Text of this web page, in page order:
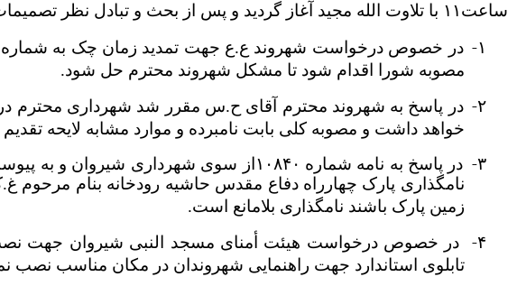
ساعت۱۱ با تلاوت الله مجید آغاز گردید و پس از بحث و تبادل نظر تصمیمات ذیل اتخاذ گردید.
۱-
مصوبه شورا اقدام شود تا مشکل شهروند محترم حل شود.
۲-
در پاسخ به شهروند محترم آقای ح.س مقرر شد شهرداری محترم
خواهد داشت و مصوبه کلی بابت نامبرده و موارد مشابه لایحه
۳-
نامگذاری پارک چهارراه دفاع مقدس حاشیه رودخانه بنام مرحوم
زمین پارک باشند نامگذاری بلامانع است.
۴-
در خصوص درخواست هیئت أمنای مسجد النبی شیروان جهت نصب
تابلوی استاندارد جهت راهنمایی شهروندان در مکان مناسب نصب